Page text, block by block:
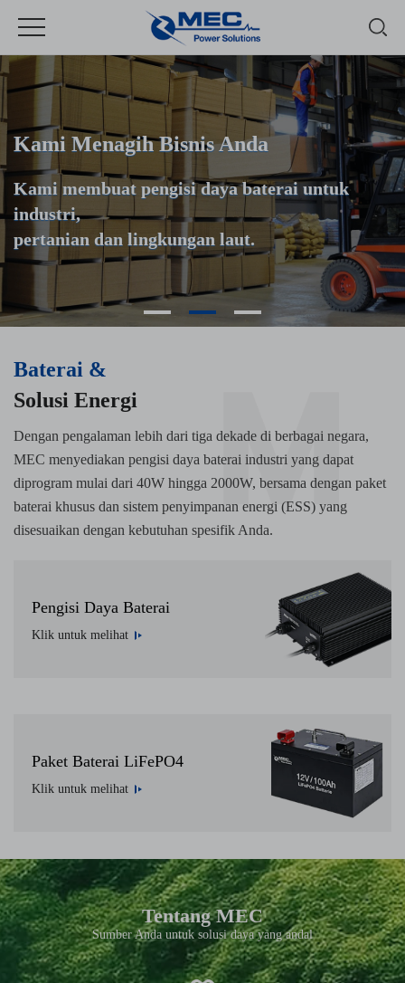
Kami Menagih Bisnis Anda
Kami membuat pengisi daya baterai untuk
industri,
pertanian dan lingkungan laut.
Baterai &
Solusi Energi
Dengan pengalaman lebih dari tiga dekade di berbagai negara,
MEC menyediakan pengisi daya baterai industri yang dapat
diprogram mulai dari 40W hingga 2000W, bersama dengan paket
baterai khusus dan sistem penyimpanan energi (ESS) yang
disesuaikan dengan kebutuhan spesifik Anda.
Pengisi Daya Baterai
Klik untuk melihat
Paket Baterai LiFePO4
Klik untuk melihat
Tentang MEC
Sumber Anda untuk solusi daya yang andal